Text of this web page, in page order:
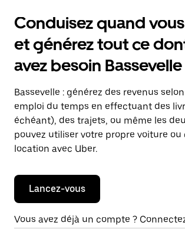
Conduisez quand
et générez tout ce
avez besoin Bassevelle
Bassevelle : générez des revenus
emploi du temps en effectuant des
échéant), des trajets, ou même les
pouvez utiliser votre propre voiture ou
location avec Uber.
Lancez-vous
Vous avez déjà un compte ?